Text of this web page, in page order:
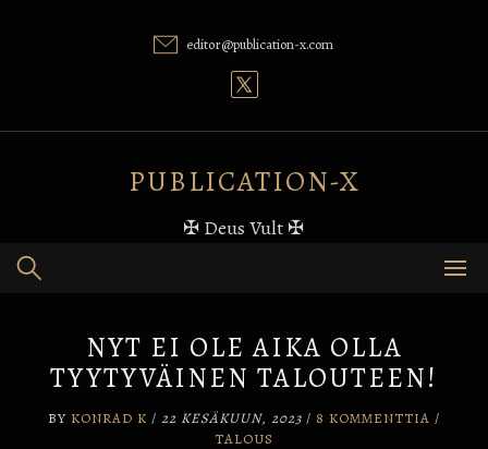
editor@publication-x.com
PUBLICATION-X
✠ Deus Vult ✠
NYT EI OLE AIKA OLLA
TYYTYVÄINEN TALOUTEEN!
BY KONRAD K / 22 KESÄKUUN, 2023 / 8 KOMMENTTIA /
TALOUS